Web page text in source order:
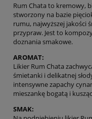
Rum Chata to kremowy,
stworzony na bazie
rumu, najwyższej jakości
przypraw. Jest to
doznania smakowe.
AROMAT:
Likier Rum Chata
śmietanki i delikatnej
intensywne zapachy
mieszankę bogatą i
SMAK: